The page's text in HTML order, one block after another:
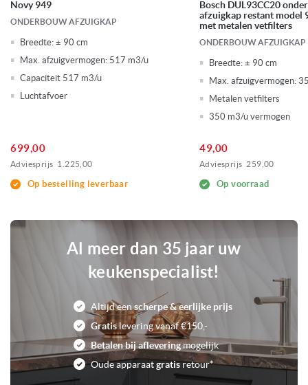
Geluidsniveau min.
Geluidsniveau max.
afvoerdiameter 125 mm Ø
Kenmerken afzuigkappen
Metalen vetfilter(s)
Randafzuiging
Verlichting: LED verlichting
Novy 949
ONDERBOUW AFZUIGKAP
Breedte: ± 90 cm
Max. afzuigvermogen: 517 m3/u
Capaciteit 517 m3/u
Luchtafvoer
699,00
Adviesprijs 1.225,00
Op bestelling leverbaar
Bosch DUL93CC20
afzuigkap restant model
met metalen vetfilters
ONDERBOUW AFZUIGKAP
Breedte: ± 90 cm
Max. afzuigvermogen:
Metalen vetfilters
350 m3/u vermogen
49,00
Adviesprijs 259,00
Op voorraad
Al meer dan 35 jaar uw
keukenspecialist!
Altijd eenscherpe & eerlijke prijs
Gratislevering vanaf €150,-
Betalen bij afleveringmogelijk
Oude apparaatgratisretour*